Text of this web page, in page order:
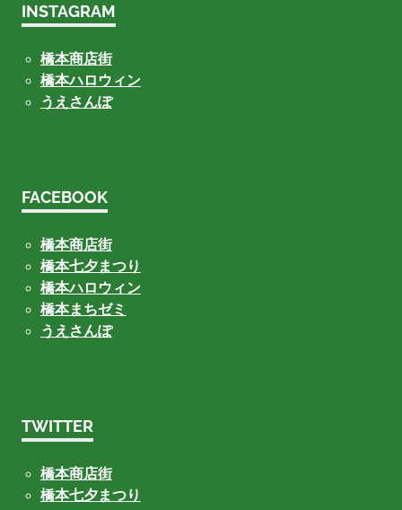
INSTAGRAM
橋本商店街
橋本ハロウィン
うえさんぽ
FACEBOOK
橋本商店街
橋本七夕まつり
橋本ハロウィン
橋本まちゼミ
うえさんぽ
TWITTER
橋本商店街
橋本七夕まつり